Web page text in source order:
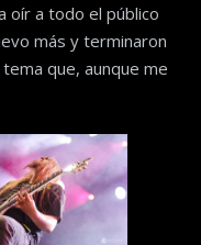
oír a todo el público
más y terminaron
tema que, aunque me